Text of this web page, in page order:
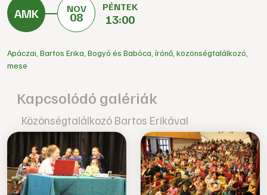
NOV
08
PÉNTEK
13:00
Apáczai Bartos Erika Bogyó és Babóca írónő közönségtalálkozó
mese
Kapcsolódó galériák
Közönségtalálkozó Bartos Erikával